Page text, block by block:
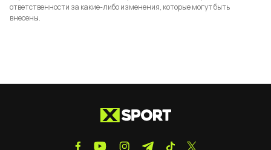
ответственности за какие-либо изменения, которые могут быть
внесены.